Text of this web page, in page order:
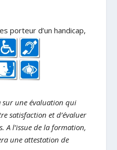
porteur d’un handicap,
une évaluation qui
satisfaction et d’évaluer
A l’issue de la formation,
une attestation de